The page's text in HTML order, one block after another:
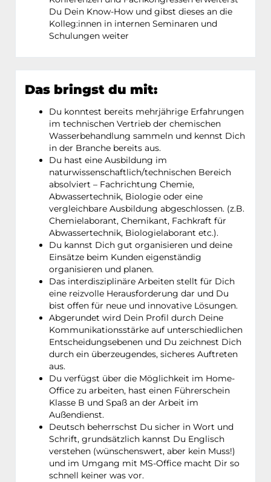
Du Dein Know-How und gibst dieses an die
Kolleg:innen in internen Seminaren und
Schulungen weiter
Das bringst du mit:
Du konntest bereits mehrjährige Erfahrungen
im technischen Vertrieb der chemischen
Wasserbehandlung sammeln und kennst Dich
in der Branche bereits aus.
Du hast eine Ausbildung im
naturwissenschaftlich/technischen Bereich
absolviert – Fachrichtung Chemie,
Abwassertechnik, Biologie oder eine
vergleichbare Ausbildung abgeschlossen. (z.B.
Chemielaborant, Chemikant, Fachkraft für
Abwassertechnik, Biologielaborant etc.).
Du kannst Dich gut organisieren und deine
Einsätze beim Kunden eigenständig
organisieren und planen.
Das interdisziplinäre Arbeiten stellt für Dich
eine reizvolle Herausforderung dar und Du
bist offen für neue und innovative Lösungen.
Abgerundet wird Dein Profil durch Deine
Kommunikationsstärke auf unterschiedlichen
Entscheidungsebenen und Du zeichnest Dich
durch ein überzeugendes, sicheres Auftreten
aus.
Du verfügst über die Möglichkeit im Home-
Office zu arbeiten, hast einen Führerschein
Klasse B und Spaß an der Arbeit im
Außendienst.
Deutsch beherrschst Du sicher in Wort und
Schrift, grundsätzlich kannst Du Englisch
verstehen (wünschenswert, aber kein Muss!)
und im Umgang mit MS-Office macht Dir so
schnell keiner was vor.